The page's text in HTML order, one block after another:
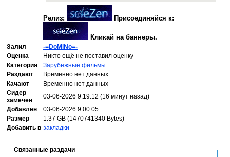
Релиз: Присоединяйся к:
Кликай на баннеры.
Залил
-=DoMiNo=-
Оценка
Никто ещё не поставил оценку
Категория
Зарубежные фильмы
Раздают
Временно нет данных
Качают
Временно нет данных
Сидер
замечен
03-06-2026 9:19:12 (16 минут назад)
Добавлен
03-06-2026 9:00:05
Размер
1.37 GB (1470741340 Bytes)
Добавить в закладки
Связанные раздачи